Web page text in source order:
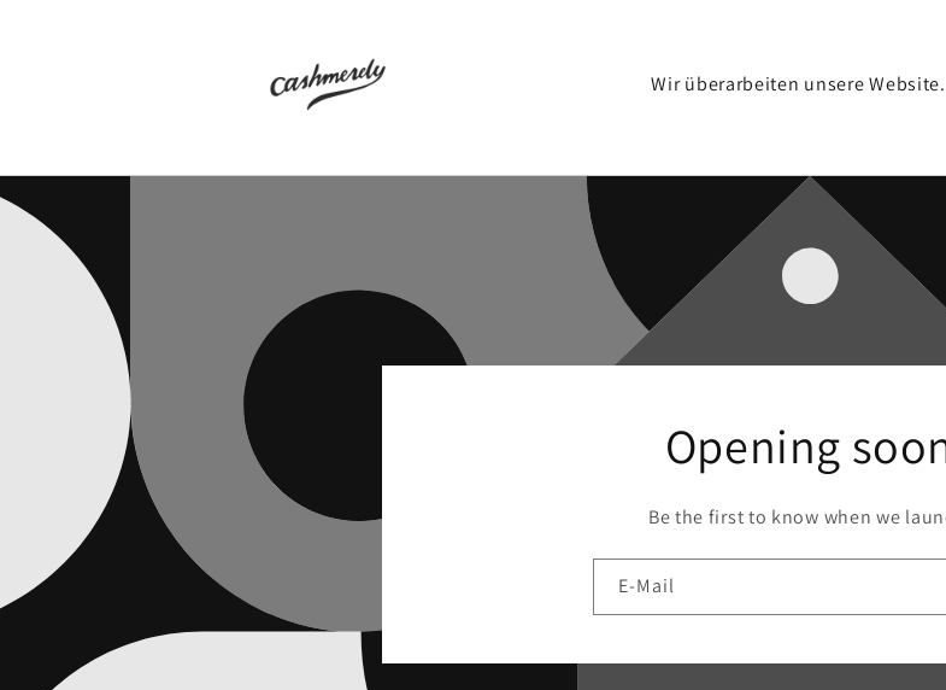
Wir überarbeiten unsere
Opening
Be the first to know when we
E-Mail